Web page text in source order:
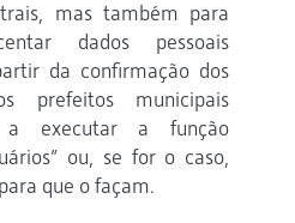
mas também para
dados pessoais
da confirmação dos
prefeitos municipais
a executar a função
ou, se for o caso,
que o façam.